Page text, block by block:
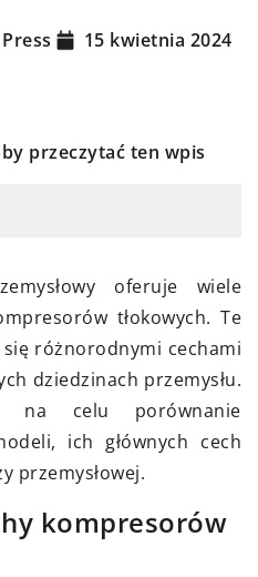
15 kwietnia 2024
przeczytać ten wpis
oferuje wiele
tłokowych. Te
różnorodnymi cechami
dziedzinach przemysłu.
na celu porównanie
ich głównych cech
przemysłowej.
kompresorów